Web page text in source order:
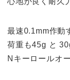
最速0.1mm作動
荷重も45g と
Nキーロールオ